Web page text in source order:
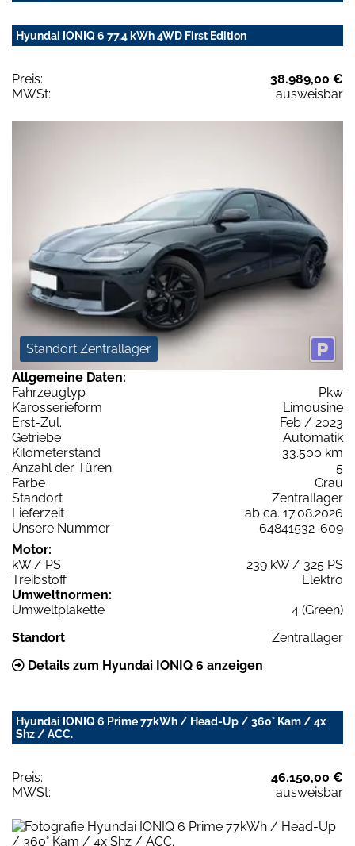
Hyundai IONIQ 6 77,4 kWh 4WD First Edition
Preis:
38.989,00 €
MWSt:
ausweisbar
Standort Zentrallager
Allgemeine Daten:
Fahrzeugtyp
Pkw
Karosserieform
Limousine
Erst-Zul.
Feb / 2023
Getriebe
Automatik
Kilometerstand
33.500 km
Anzahl der Türen
5
Farbe
Grau
Standort
Zentrallager
Lieferzeit
ab ca. 17.08.2026
Unsere Nummer
64841532-609
Motor:
kW / PS
239 kW / 325 PS
Treibstoff
Elektro
Umweltnormen:
Umweltplakette
4 (Green)
Standort
Zentrallager
Details zum Hyundai IONIQ 6 anzeigen
Hyundai IONIQ 6 Prime 77kWh / Head-Up / 360° Kam / 4x
Shz / ACC.
Preis:
46.150,00 €
MWSt:
ausweisbar